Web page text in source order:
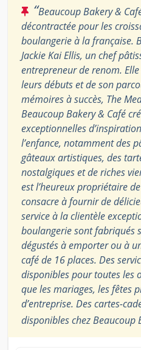
“Beaucoup Bakery &
décontractée pour les
boulangerie à la française.
Jackie Kai Ellis, un chef
entrepreneur de renom.
leurs débuts et de son
mémoires à succès, The
Beaucoup Bakery & Café
exceptionnelles
l’enfance, notamment des
gâteaux artistiques, des
nostalgiques et de riches
est l’heureux propriétaire
consacre à fournir de
service à la clientèle
boulangerie sont fabriqués
dégustés à emporter ou à
café de 16 places. Des
disponibles pour toutes les
que les mariages, les fêtes
d’entreprise. Des cartes-
disponibles chez Beaucoup